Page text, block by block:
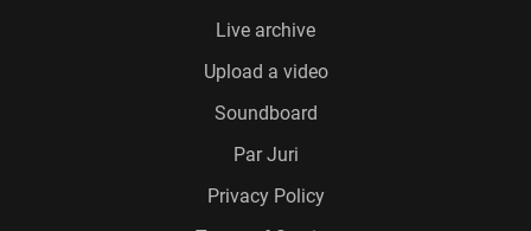
Live archive
Upload a video
Soundboard
Par Juri
Privacy Policy